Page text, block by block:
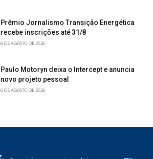
Prêmio Jornalismo Transição Energética
recebe inscrições até 31/8
6 DE AGOSTO DE 2026
Paulo Motoryn deixa o Intercept e anuncia
novo projeto pessoal
6 DE AGOSTO DE 2026